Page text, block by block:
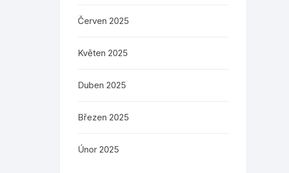
Červen 2025
Květen 2025
Duben 2025
Březen 2025
Únor 2025